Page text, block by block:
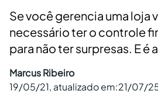
Casos de
Outros
Entrar
Se você gerencia uma loja
necessário ter o controle
para não ter surpresas. E é
Marcus Ribeiro
19/05/21, atualizado em:21/07/